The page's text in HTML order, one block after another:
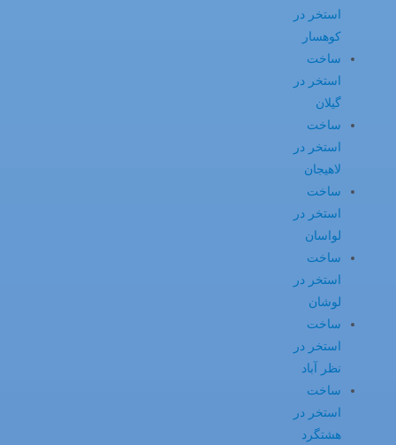
استخر در
کوهسار
ساخت
استخر در
گیلان
ساخت
استخر در
لاهیجان
ساخت
استخر در
لواسان
ساخت
استخر در
لوشان
ساخت
استخر در
نظر آباد
ساخت
استخر در
هشتگرد